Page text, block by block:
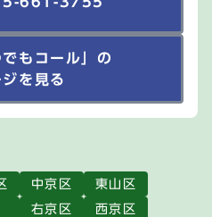
でもコール」の
を見る
中京区
東山区
右京区
西京区